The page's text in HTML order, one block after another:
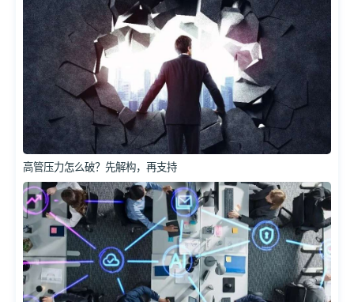
高管压力怎么破？先解构，再支持